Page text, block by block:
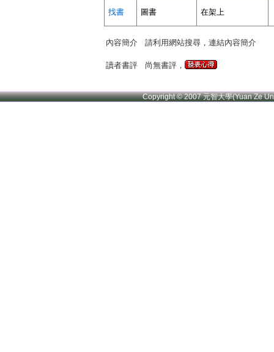
找書 圖書 在架上
內容簡介 請利用網站搜尋，連結內容簡介
讀者書評 尚無書評，
Copyright © 2007 元智大學(Yuan Ze